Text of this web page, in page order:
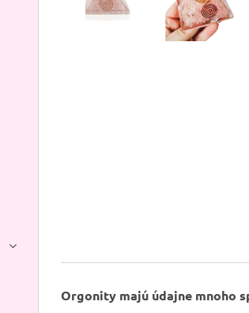
Orgonity majú údajne mnoho